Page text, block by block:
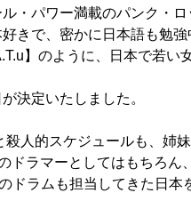
・パワー満載のパンク・ロ
きで、密かに日本語も勉
】のように、日本で若い
決定いたしました。
人的スケジュールも、姉
ドラマーとしてはもちろん
ドラムも担当してきた日本